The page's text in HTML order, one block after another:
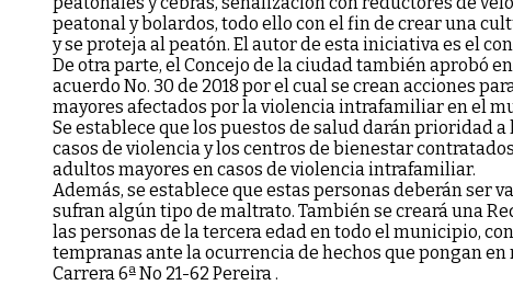
peatonal y bolardos, todo ello con el fin de crear una
y se proteja al peatón. El autor de esta iniciativa es el
De otra parte, el Concejo de la ciudad también aprobó
acuerdo No. 30 de 2018 por el cual se crean acciones
mayores afectados por la violencia intrafamiliar en el
Se establece que los puestos de salud darán prioridad
casos de violencia y los centros de bienestar
adultos mayores en casos de violencia intrafamiliar.
Además, se establece que estas personas deberán ser
sufran algún tipo de maltrato. También se creará una
las personas de la tercera edad en todo el municipio,
tempranas ante la ocurrencia de hechos que pongan en
Carrera 6ª No 21-62 Pereira .